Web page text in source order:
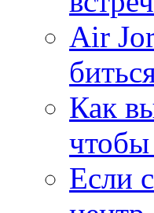
Air
Как
Если